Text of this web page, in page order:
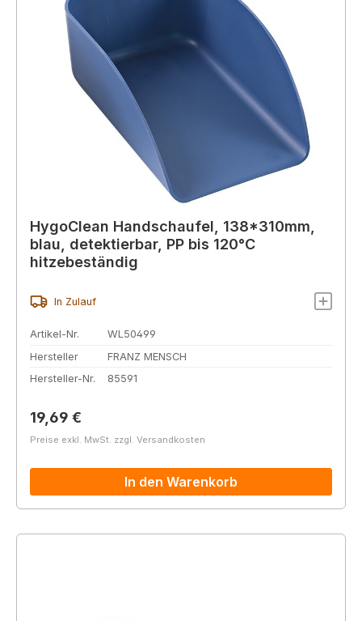
HygoClean Handschaufel, 138*310mm,
blau, detektierbar, PP bis 120°C
hitzebeständig
In Zulauf
Artikel-Nr.
WL50499
Hersteller
FRANZ MENSCH
Hersteller-Nr.
85591
Regulärer Preis:
19,69 €
Preise exkl. MwSt. zzgl. Versandkosten
In den Warenkorb